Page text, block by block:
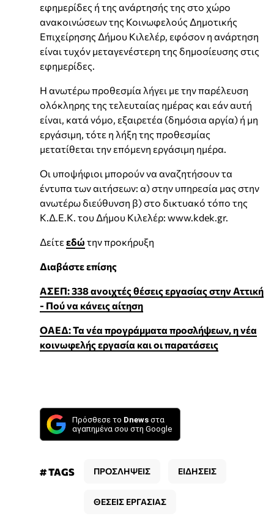
εφημερίδες ή της ανάρτησής της στο χώρο
ανακοινώσεων της Κοινωφελούς Δημοτικής
Επιχείρησης Δήμου Κιλελέρ, εφόσον η ανάρτηση
είναι τυχόν μεταγενέστερη της δημοσίευσης στις
εφημερίδες.
Η ανωτέρω προθεσμία λήγει με την παρέλευση
ολόκληρης της τελευταίας ημέρας και εάν αυτή
είναι, κατά νόμο, εξαιρετέα (δημόσια αργία) ή μη
εργάσιμη, τότε η λήξη της προθεσμίας
μετατίθεται την επόμενη εργάσιμη ημέρα.
Οι υποψήφιοι μπορούν να αναζητήσουν τα
έντυπα των αιτήσεων: α) στην υπηρεσία μας στην
ανωτέρω διεύθυνση β) στο δικτυακό τόπο της
Κ.Δ.Ε.Κ. του Δήμου Κιλελέρ: www.kdek.gr.
Δείτεεδώ την προκήρυξη
Διαβάστε επίσης
ΑΣΕΠ: 338 ανοιχτές θέσεις εργασίας στην Αττική
- Πού να κάνεις αίτηση
ΟΑΕΔ: Τα νέα προγράμματα προσλήψεων, η νέα
κοινωφελής εργασία και οι παρατάσεις
Πρόσθεσε το Dnews στα
αγαπημένα σου στη Google
# TAGS ΠΡΟΣΛΗΨΕΙΣ ΕΙΔΗΣΕΙΣ
ΘΕΣΕΙΣ ΕΡΓΑΣΙΑΣ